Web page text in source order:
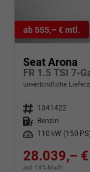
ab 555,– € mtl.
Seat Arona
FR 1.5 TSI 7-
unverbindliche
Fahrzeugnr. 1341422
Kraftstoff
Benzin
Leistung
110 kW (150
28.039,– €
incl. 19% MwSt.